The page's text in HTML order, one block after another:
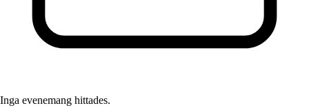
Inga evenemang hittades.